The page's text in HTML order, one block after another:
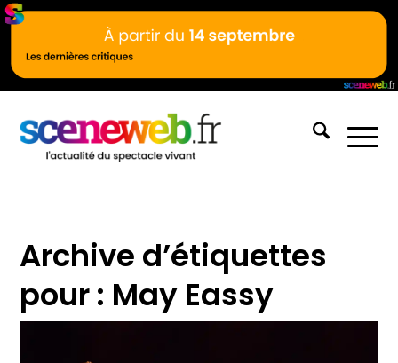
Archive d’étiquettes
pour : May Eassy